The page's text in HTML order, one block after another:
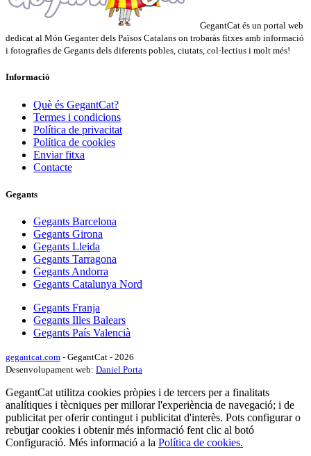
GegantCat és un portal web
dedicat al Món Geganter dels Països Catalans on trobaràs fitxes amb informació
i fotografies de Gegants dels diferents pobles, ciutats, col·lectius i molt més!
Informació
Què és GegantCat?
Termes i condicions
Política de privacitat
Política de cookies
Enviar fitxa
Contacte
Gegants
Gegants Barcelona
Gegants Girona
Gegants Lleida
Gegants Tarragona
Gegants Andorra
Gegants Catalunya Nord
Gegants Franja
Gegants Illes Balears
Gegants País Valencià
gegantcat.com - GegantCat - 2026
Desenvolupament web: Daniel Porta
GegantCat utilitza cookies pròpies i de tercers per a finalitats
analítiques i tècniques per millorar l'experiència de navegació; i de
publicitat per oferir contingut i publicitat d'interès. Pots configurar o
rebutjar cookies i obtenir més informació fent clic al botó
Configuració. Més informació a la Política de cookies.